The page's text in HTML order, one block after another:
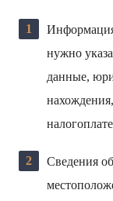
нужно
данные,
Сведения